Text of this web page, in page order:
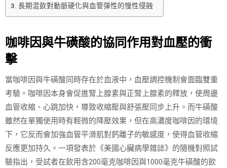
長期混飲對動脈硬化與血管彈性的慢性侵蝕
咖啡因與牛磺酸的協同作用對血壓的衝
擊
當咖啡因與牛磺酸同時存在於血液中，血壓調控機制會面臨雙重
考驗。咖啡因本身會促進腎上腺素與正腎上腺素的釋放，使周邊
血管收縮、心跳加快，導致收縮壓與舒張壓同步上升。而牛磺酸
雖然在單獨使用時有輕微的降壓效果，但在高濃度咖啡因的環境
下，它反而會加強血管平滑肌對鈣離子的敏感度，使得血管收縮
反應更加持久。一項發表於《美國心臟病學雜誌》的隨機對照試
驗指出，受試者在飲用含200毫克咖啡因與1000毫克牛磺酸的飲